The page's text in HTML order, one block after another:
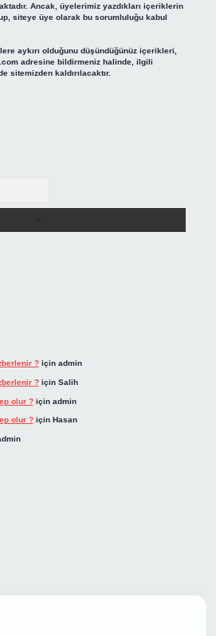
Ancak, üyelerimiz yazdıkları içeriklerin
siteye üye olarak bu sorumluluğu kabul
aykırı olduğunu düşündüğünüz içerikleri,
adresine bildirmeniz halinde, ilgili
sitemizden kaldırılacaktır.
?için admin
?için Salih
olur ?için admin
olur ?için Hasan